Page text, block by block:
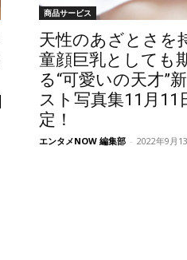
商品サービス
天性のあざとさを
童顔巨乳としても
る“可愛いの天才”
スト写真集11月11
定！
エンタメNOW 編集部 - 2022年9月